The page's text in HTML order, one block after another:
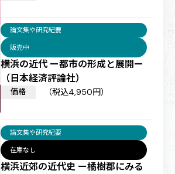
横浜の近代 ー都市の形成と展開ー
（日本経済評論社）
論文集や研究紀要
販売中
価格 （税込4,950円）
横浜近郊の近代史 ー橘樹郡にみる
論文集や研究紀要
在庫なし